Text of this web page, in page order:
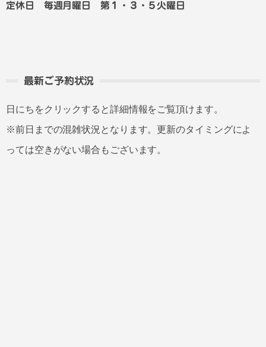
定休日 毎週月曜日 第１・３・５火曜日
最新ご予約状況
日にちをクリックすると詳細情報をご覧頂けます。
※前日までの混雑状況となります。更新のタイミングによ
っては空きがない場合もございます。